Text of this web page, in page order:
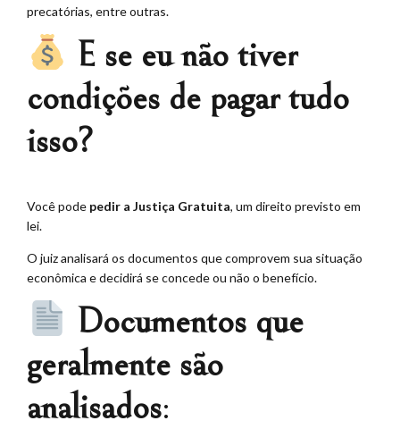
precatórias, entre outras.
E se eu não tiver
condições de pagar tudo
isso?
Você pode pedir a Justiça Gratuita, um direito previsto em
lei.
O juiz analisará os documentos que comprovem sua situação
econômica e decidirá se concede ou não o benefício.
Documentos que
geralmente são
analisados: